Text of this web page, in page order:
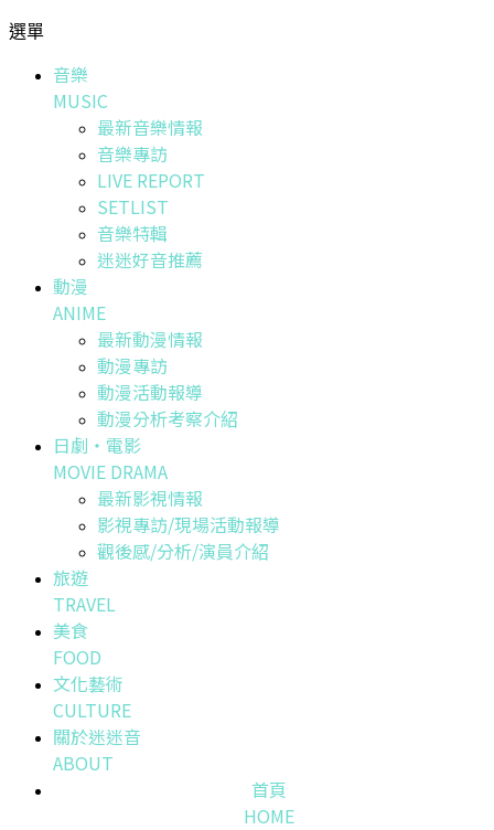
選單
音樂
MUSIC
最新音樂情報
音樂專訪
LIVE REPORT
SETLIST
音樂特輯
迷迷好音推薦
動漫
ANIME
最新動漫情報
動漫專訪
動漫活動報導
動漫分析考察介紹
日劇・電影
MOVIE DRAMA
最新影視情報
影視專訪/現場活動報導
觀後感/分析/演員介紹
旅遊
TRAVEL
美食
FOOD
文化藝術
CULTURE
關於迷迷音
ABOUT
首頁
HOME